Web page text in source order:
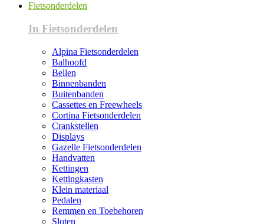
Fietsonderdelen
In Fietsonderdelen
Alpina Fietsonderdelen
Balhoofd
Bellen
Binnenbanden
Buitenbanden
Cassettes en Freewheels
Cortina Fietsonderdelen
Crankstellen
Displays
Gazelle Fietsonderdelen
Handvatten
Kettingen
Kettingkasten
Klein materiaal
Pedalen
Remmen en Toebehoren
Sloten